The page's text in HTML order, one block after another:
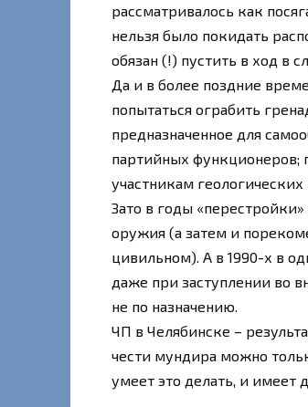
рассматривалось как
нельзя было покидать
обязан (!) пустить в ход в
Да и в более поздние
попытаться ограбить
предназначенное для
партийных функционеров;
участникам
Зато в годы
оружия (а затем и
цивильном). А в 1990-х в
даже при заступлении во
не по назначению.
ЧП в Челябинске –
чести мундира можно
умеет это делать, и имеет